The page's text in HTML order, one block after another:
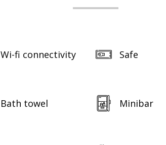
Wi-fi connectivity Safe
Bath towel Minibar